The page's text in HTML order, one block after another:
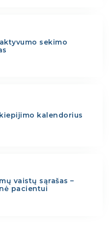
sekimo
kalendorius
vaistų sąrašas –
pacientui